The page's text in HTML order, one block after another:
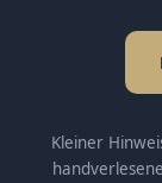
Kleiner